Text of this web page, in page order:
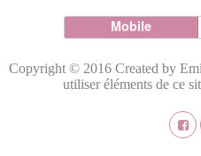
Mobile
Copyright © 2016 Created by
utiliser éléments de ce